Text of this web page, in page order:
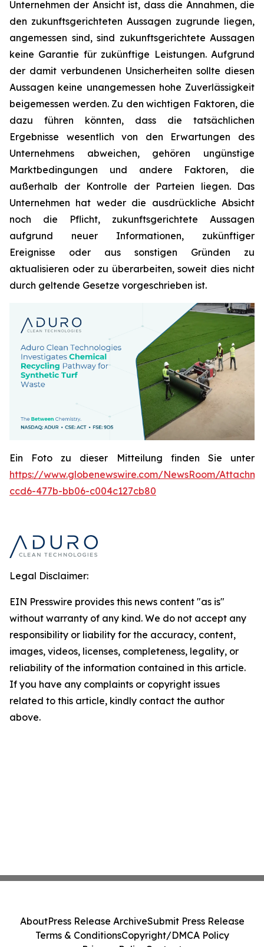
Unternehmen der Ansicht ist, dass die Annahmen, die
den zukunftsgerichteten Aussagen zugrunde liegen,
angemessen sind, sind zukunftsgerichtete Aussagen
keine Garantie für zukünftige Leistungen. Aufgrund
der damit verbundenen Unsicherheiten sollte diesen
Aussagen keine unangemessen hohe Zuverlässigkeit
beigemessen werden. Zu den wichtigen Faktoren, die
dazu führen könnten, dass die tatsächlichen
Ergebnisse wesentlich von den Erwartungen des
Unternehmens abweichen, gehören ungünstige
Marktbedingungen und andere Faktoren, die
außerhalb der Kontrolle der Parteien liegen. Das
Unternehmen hat weder die ausdrückliche Absicht
noch die Pflicht, zukunftsgerichtete Aussagen
aufgrund neuer Informationen, zukünftiger
Ereignisse oder aus sonstigen Gründen zu
aktualisieren oder zu überarbeiten, soweit dies nicht
durch geltende Gesetze vorgeschrieben ist.
Ein Foto zu dieser Mitteilung finden Sie unter
https://www.globenewswire.com/NewsRoom/
ccd6-477b-bb06-c004c127cb80
Legal Disclaimer:
EIN Presswire provides this news content "as is"
without warranty of any kind. We do not accept any
responsibility or liability for the accuracy, content,
images, videos, licenses, completeness, legality, or
reliability of the information contained in this article.
If you have any complaints or copyright issues
related to this article, kindly contact the author
above.
AboutPress Release ArchiveSubmit Press Release
Terms & ConditionsCopyright/DMCA Policy